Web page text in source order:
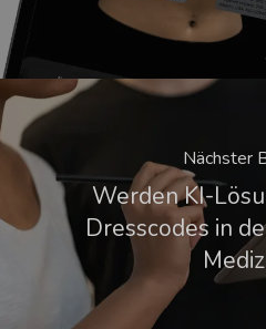
Nächster
Werden KI-
Dresscodes in